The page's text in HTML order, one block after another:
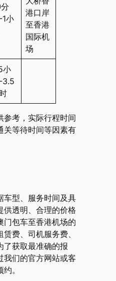
小
港口岸
至香港
国际机
场
小
3.5
参考，实际行程时间
关等待时间等因素有
车型、服务时间及具
供透明、合理的价格
门包车至香港机场的
费、司机服务费、
了获取最准确的报
我们的官方网站或客
。